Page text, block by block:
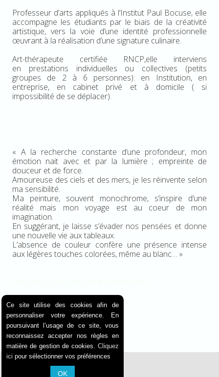
Professeur d’arts appliqués à l‘Institut Paul Bocuse, elle
accompagne les étudiants par le biais de la créativité
artistique, vers la voie d’une identité professionnelle
œuvrant à la réalisation d’une signature culinaire.
Art-thérapeute certifiée RNCP,elle interviens
en prestations individuelles ou collectives (petits
groupes de 2 à 6 personnes): en Institution, en
entreprise, en cabinet privé et à domicile ( si
impossibilité de se déplacer).
« A la recherche constante d’une profondeur, mon
émotion nait avec et par la lumière ; empreinte de
douceur et de force.
Amoureuse des ciels et des mers, je les réinvente selon
ma sensibilité.
Ma peinture, souvent monochrome, s’inspire d’une
réalité mais mon voyage est au coeur de mon
imagination.
En suggérant, je laisse s’évader nos pensées et donne
une nouvelle vie aux tableaux.
L’absence de couleur confère une présence intense
aux légères touches colorées, même au blanc… »
Ce site utilise des cookies afin de
personnaliser votre expérience. En
poursuivant l’usage de ce site, vous
reconnaissez accepter nos règles en
matière de gestion de cookies. Cliquez
ici pour sélectionner vos préférences
OK